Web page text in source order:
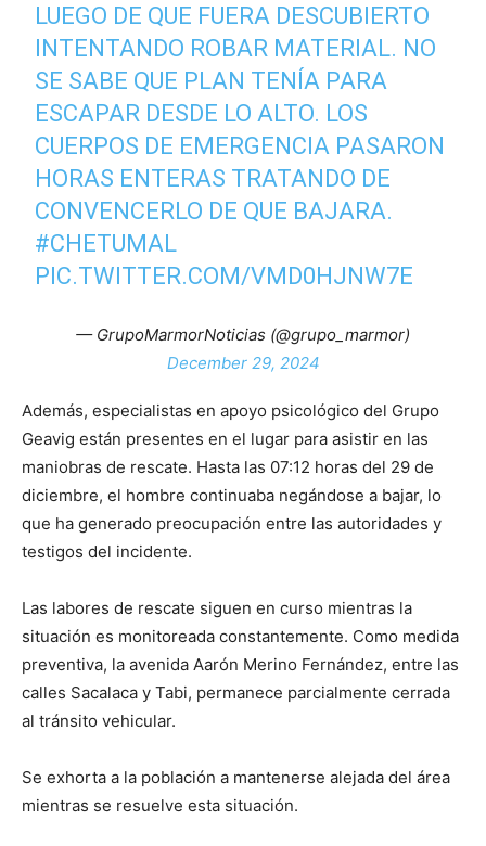
LUEGO DE QUE FUERA DESCUBIERTO
INTENTANDO ROBAR MATERIAL. NO
SE SABE QUE PLAN TENÍA PARA
ESCAPAR DESDE LO ALTO. LOS
CUERPOS DE EMERGENCIA PASARON
HORAS ENTERAS TRATANDO DE
CONVENCERLO DE QUE BAJARA.
#CHETUMAL
PIC.TWITTER.COM/VMD0HJNW7E
— GrupoMarmorNoticias (@grupo_marmor)
December 29, 2024
Además, especialistas en apoyo psicológico del Grupo
Geavig están presentes en el lugar para asistir en las
maniobras de rescate. Hasta las 07:12 horas del 29 de
diciembre, el hombre continuaba negándose a bajar, lo
que ha generado preocupación entre las autoridades y
testigos del incidente.
Las labores de rescate siguen en curso mientras la
situación es monitoreada constantemente. Como medida
preventiva, la avenida Aarón Merino Fernández, entre las
calles Sacalaca y Tabi, permanece parcialmente cerrada
al tránsito vehicular.
Se exhorta a la población a mantenerse alejada del área
mientras se resuelve esta situación.